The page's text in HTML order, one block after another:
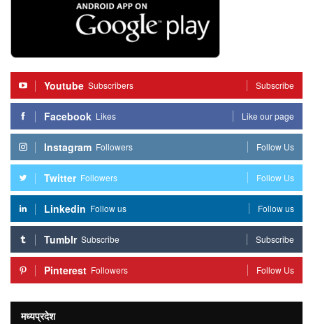
Youtube Subscribers Subscribe
Facebook Likes Like our page
Instagram Followers Follow Us
Twitter Followers Follow Us
Linkedin Follow us Follow us
Tumblr Subscribe Subscribe
Pinterest Followers Follow Us
मध्यप्रदेश